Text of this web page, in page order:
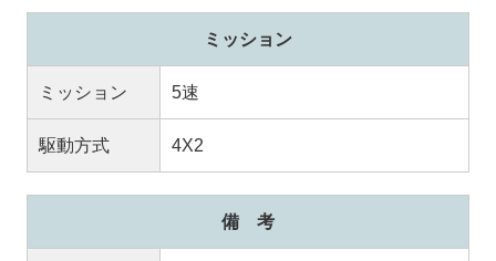
ミッション
ミッション 5速
駆動方式 4X2
備 考